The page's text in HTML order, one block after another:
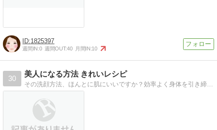
1825397
週間IN:0 週間OUT:40 月間IN:10
30
美人になる方法 きれいレシピ
その洗顔方法、ほんとに肌にいいですか？効率よく身体を引き締められていますか？不安ですよね。そんなあなたの美意識のお手伝いがしたくてブログをかいています。